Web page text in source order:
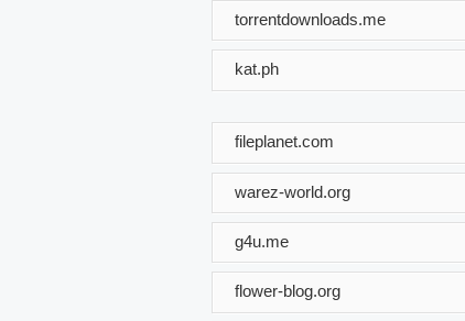
torrentdownloads.me
kat.ph
fileplanet.com
warez-world.org
g4u.me
flower-blog.org